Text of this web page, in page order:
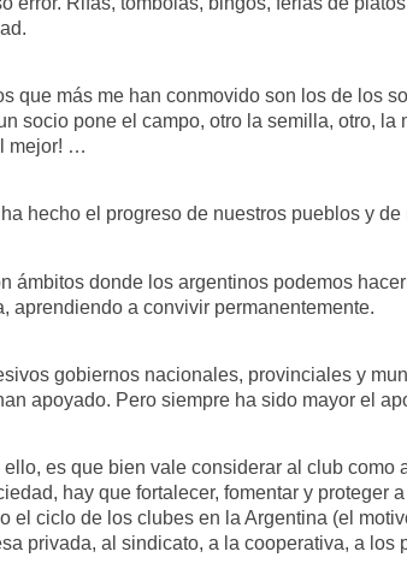
que más me han conmovido son los de los
socio pone el campo, otro la semilla, otro,
mejor! …
hecho el progreso de nuestros pueblos y de
ámbitos donde los argentinos podemos
aprendiendo a convivir permanentemente.
gobiernos nacionales, provinciales y
apoyado. Pero siempre ha sido mayor el
ello, es que bien vale considerar al club
hay que fortalecer, fomentar y proteger
el ciclo de los clubes en la Argentina (el
privada, al sindicato, a la cooperativa, a los